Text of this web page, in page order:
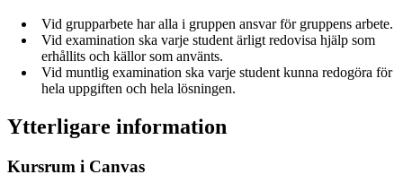
Vid grupparbete har alla i gruppen ansvar för gruppens arbete.
Vid examination ska varje student ärligt redovisa hjälp som
erhållits och källor som använts.
Vid muntlig examination ska varje student kunna redogöra för
hela uppgiften och hela lösningen.
Ytterligare information
Kursrum i Canvas